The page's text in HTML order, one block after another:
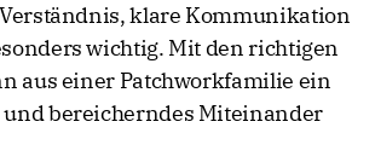
klare Kommunikation
wichtig. Mit den richtigen
aus einer Patchworkfamilie ein
bereicherndes Miteinander